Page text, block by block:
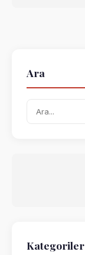
Ara
Kategoriler